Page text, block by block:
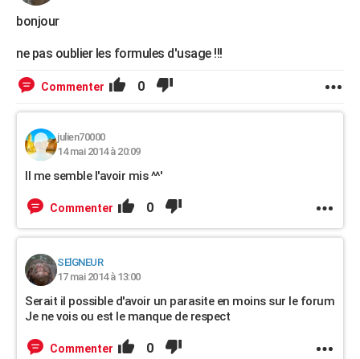
bonjour
ne pas oublier les formules d'usage !!!
Commenter 0
julien70000
14 mai 2014 à 20:09
Il me semble l'avoir mis ^^'
Commenter 0
SElGNEUR
17 mai 2014 à 13:00
Serait il possible d'avoir un parasite en moins sur le forum
Je ne vois ou est le manque de respect
Commenter 0